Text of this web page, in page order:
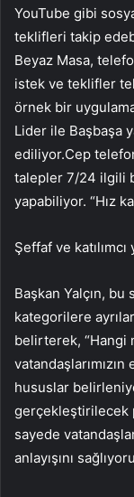
YouTube gibi
teklifleri takip
Beyaz Masa,
istek ve teklifler
örnek bir uygulama
Lider ile Başbaşa
ediliyor.Cep
talepler 7/24 ilgili
yapabiliyor. “Hız
Şeffaf ve
Başkan Yalçın,
kategorilere
belirterek, “Hangi
hususlar
gerçekleştirilecek
sayede
anlayışını